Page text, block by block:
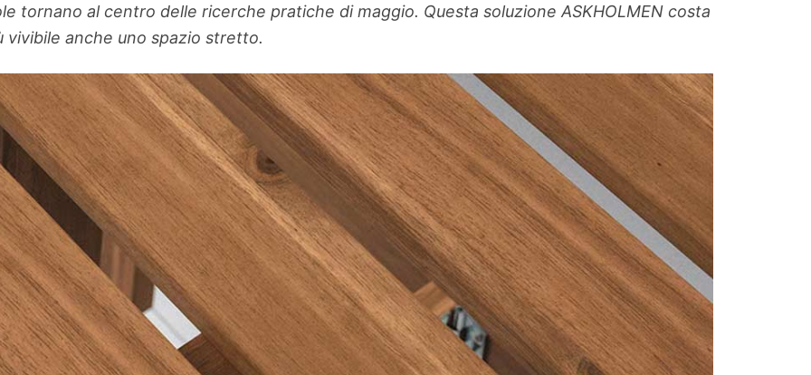
tornano al centro delle ricerche pratiche di maggio. Questa soluzione ASKHOLMEN costa
anche uno spazio stretto.